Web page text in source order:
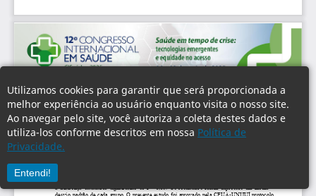
Utilizamos cookies para garantir que será proporcionada a
melhor experiência ao usuário enquanto visita o nosso site.
Ao navegar pelo site, você autoriza a coleta destes dados e
utiliza-los conforme descritos em nossa Política de
Privacidade.
Entendi!